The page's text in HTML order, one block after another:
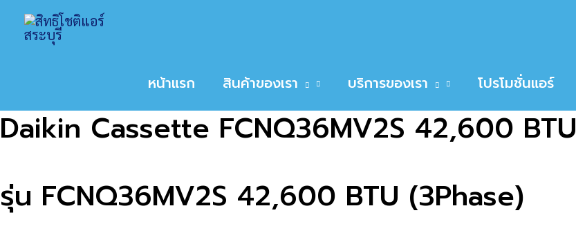
หน้าแรก สินค้าของเรา บริการของเรา โปรโมชั่นแอร์
Home สินค้า
หน้าหลัก/
Daikin Cassette FCNQ36MV2S 42,600 BTU
รุ่น FCNQ36MV2S 42,600 BTU (3Phase)